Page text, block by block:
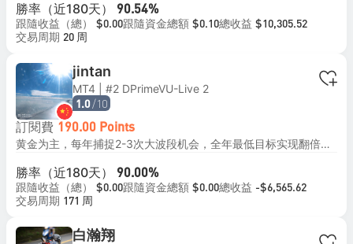
勝率（近180天） 90.54%
跟隨收益（總） $0.00跟隨資金總額 $0.10總收益 $10,305.52
交易周期 20 周
jintan
MT4 | #2 DPrimeVU-Live 2
1.0 /10
訂閱費 190.00 Points
黄金为主，每年捕捉2-3次大波段机会，全年最低目标实现翻倍。平时震荡行情用短线小仓位高频策略。风险把控：多品种分散仓位控制回撤，做到持续稳健压倒一切。遇大波段行情会提前左侧埋伏，这时会有资金回撤，须跟随者坚定信心。
勝率（近180天） 90.00%
跟隨收益（總） $0.00跟隨資金總額 $0.00總收益 -$6,565.62
交易周期 171 周
白瀚翔